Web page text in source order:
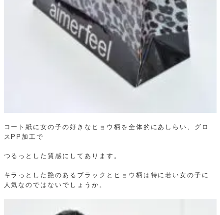
コート紙に女の子の好きなヒョウ柄を全体的にあしらい、グロ
スPP加工で
つるっとした質感にしてあります。
キラっとした艶のあるブラックとヒョウ柄は特に若い女の子に
人気なのではないでしょうか。